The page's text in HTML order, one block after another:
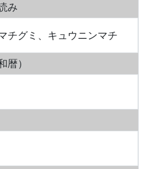
み
チグミ、キュウニンマチ
暦）